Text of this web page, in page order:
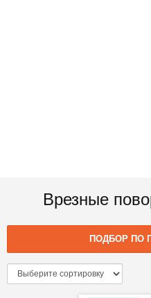
Врезные
ПОДБОР ПО